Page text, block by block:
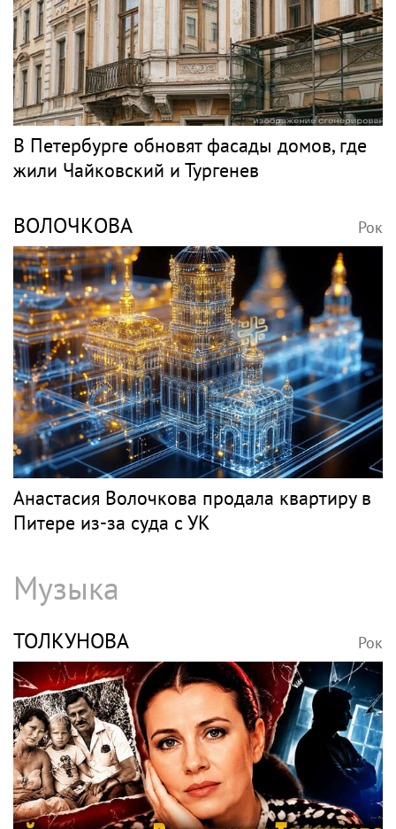
Рок
Игорь Бутман планирует концерты в
Бразилии и Никарагуа в этом году
Классика
ЧАЙКОВСКИЙ Рок
В Петербурге обновят фасады домов, где
жили Чайковский и Тургенев
ВОЛОЧКОВА Рок